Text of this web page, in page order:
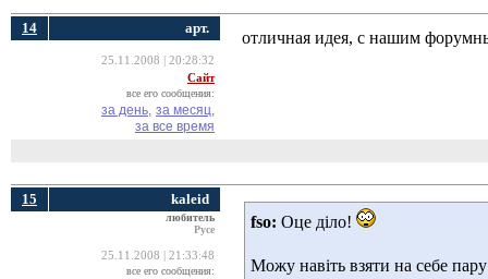
14 арт.
25.11.2008 | 20:28:32
Сайт
все его сообщения:
за день, за месяц,
за все время
отличная идея, с нашим
15 kaleid
любитель
Русе
25.11.2008 | 21:33:48
все его сообщения:
fso: Оце діло!
Можу навіть взяти на себе